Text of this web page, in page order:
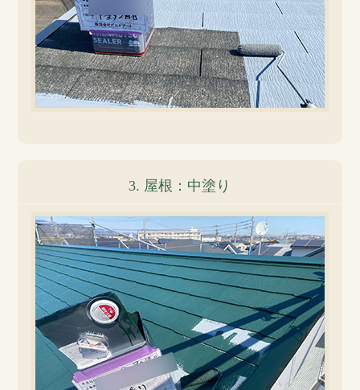
3. 屋根：中塗り